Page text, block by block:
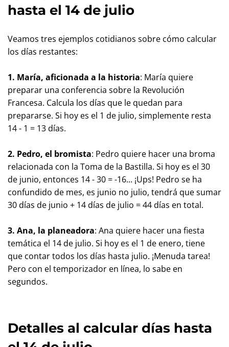
hasta el 14 de julio
Veamos tres ejemplos cotidianos sobre cómo calcular
los días restantes:
1. María, aficionada a la historia: María quiere
preparar una conferencia sobre la Revolución
Francesa. Calcula los días que le quedan para
prepararse. Si hoy es el 1 de julio, simplemente resta
14 - 1 = 13 días.
2. Pedro, el bromista: Pedro quiere hacer una broma
relacionada con la Toma de la Bastilla. Si hoy es el 30
de junio, entonces 14 - 30 = -16... ¡Ups! Pedro se ha
confundido de mes, es junio no julio, tendrá que sumar
30 días de junio + 14 días de julio = 44 días en total.
3. Ana, la planeadora: Ana quiere hacer una fiesta
temática el 14 de julio. Si hoy es el 1 de enero, tiene
que contar todos los días hasta julio. ¡Menuda tarea!
Pero con el temporizador en línea, lo sabe en
segundos.
Detalles al calcular días hasta